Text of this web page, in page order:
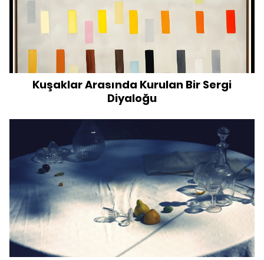
Kuşaklar Arasında Kurulan Bir Sergi
Diyaloğu